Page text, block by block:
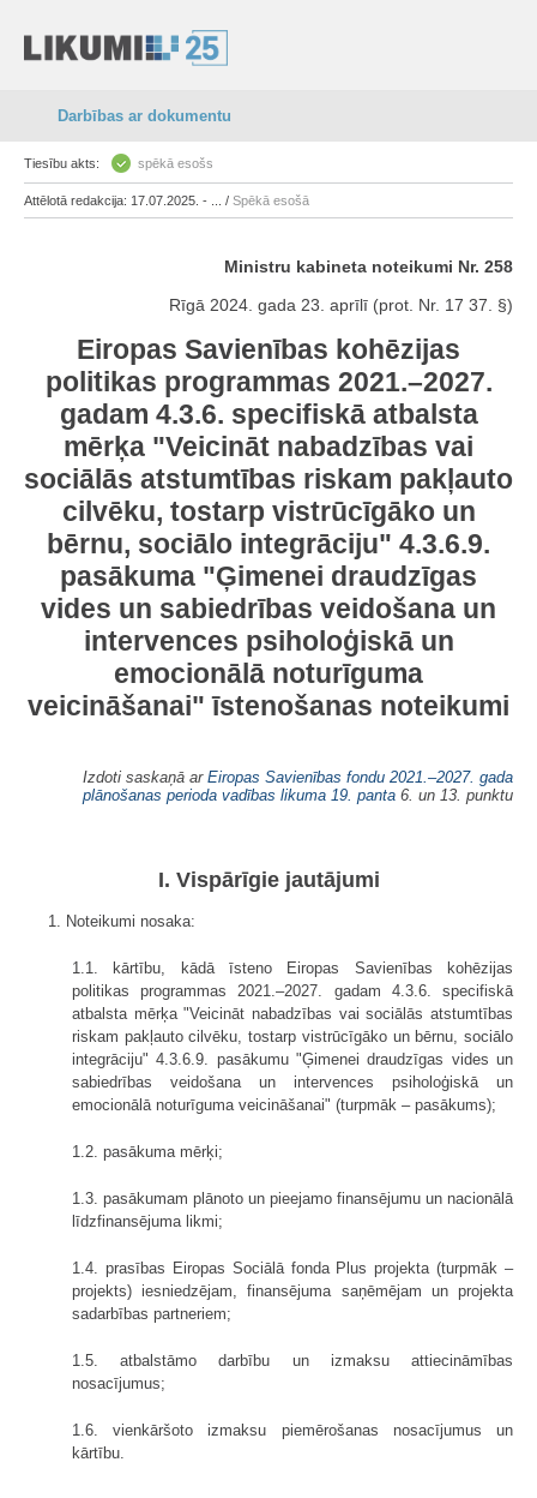
Darbības ar dokumentu
Tiesību akts: spēkā esošs
Attēlotā redakcija: 17.07.2025. - ... / Spēkā esošā
Ministru kabineta noteikumi Nr. 258
Rīgā 2024. gada 23. aprīlī (prot. Nr. 17 37. §)
Eiropas Savienības kohēzijas
politikas programmas 2021.–2027.
gadam 4.3.6. specifiskā atbalsta
mērķa "Veicināt nabadzības vai
sociālās atstumtības riskam pakļauto
cilvēku, tostarp vistrūcīgāko un
bērnu, sociālo integrāciju" 4.3.6.9.
pasākuma "Ģimenei draudzīgas
vides un sabiedrības veidošana un
intervences psiholoģiskā un
emocionālā noturīguma
veicināšanai" īstenošanas noteikumi
Izdoti saskaņā arEiropas Savienības fondu 2021.–2027. gada
plānošanas perioda vadības likuma 19. panta 6. un 13. punktu
I. Vispārīgie jautājumi
1. Noteikumi nosaka:
1.1. kārtību, kādā īsteno Eiropas Savienības kohēzijas
politikas programmas 2021.–2027. gadam 4.3.6. specifiskā
atbalsta mērķa "Veicināt nabadzības vai sociālās atstumtības
riskam pakļauto cilvēku, tostarp vistrūcīgāko un bērnu, sociālo
integrāciju" 4.3.6.9. pasākumu "Ģimenei draudzīgas vides un
sabiedrības veidošana un intervences psiholoģiskā un
emocionālā noturīguma veicināšanai" (turpmāk – pasākums);
1.2. pasākuma mērķi;
1.3. pasākumam plānoto un pieejamo finansējumu un nacionālā
līdzfinansējuma likmi;
1.4. prasības Eiropas Sociālā fonda Plus projekta (turpmāk –
projekts) iesniedzējam, finansējuma saņēmējam un projekta
sadarbības partneriem;
1.5. atbalstāmo darbību un izmaksu attiecināmības
nosacījumus;
1.6. vienkāršoto izmaksu piemērošanas nosacījumus un
kārtību.